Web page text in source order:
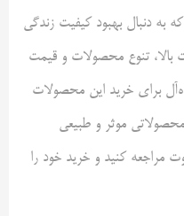
به دنبال بهبود کیفیت زندگی
بالا، تنوع محصولات و قیمت
برای خرید این محصولات
موثر و طبیعی
مراجعه کنید و خرید خود را